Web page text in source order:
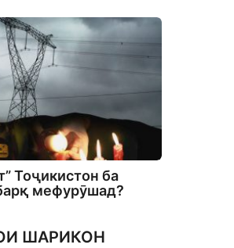
Тоҷикистон ба
мефурӯшад?
ШАРИКОН